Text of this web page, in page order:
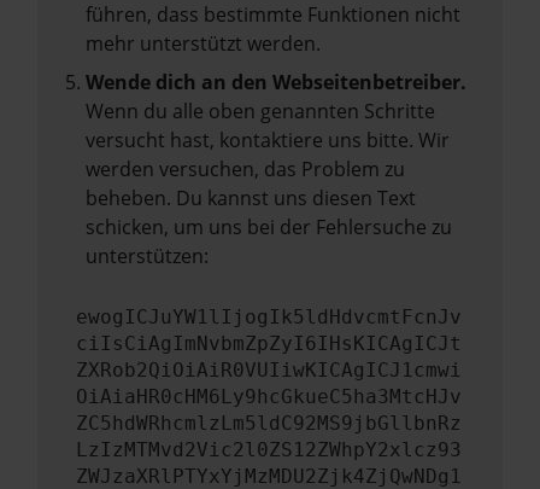
führen, dass bestimmte Funktionen nicht
mehr unterstützt werden.
Wende dich an den Webseitenbetreiber.
Wenn du alle oben genannten Schritte
versucht hast, kontaktiere uns bitte. Wir
werden versuchen, das Problem zu
beheben. Du kannst uns diesen Text
schicken, um uns bei der Fehlersuche zu
unterstützen:
ewogICJuYW1lIjogIk5ldHdvcmtFcnJv
ciIsCiAgImNvbmZpZyI6IHsKICAgICJt
ZXRob2QiOiAiR0VUIiwKICAgICJ1cmwi
OiAiaHR0cHM6Ly9hcGkueC5ha3MtcHJv
ZC5hdWRhcmlzLm5ldC92MS9jbGllbnRz
LzIzMTMvd2Vic2l0ZS12ZWhpY2xlcz93
ZWJzaXRlPTYxYjMzMDU2Zjk4ZjQwNDg1